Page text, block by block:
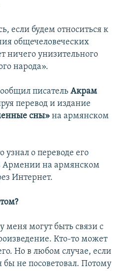
если будем относиться к
общечеловеческих
ничего унизительного
народа».
писатель Акрам
перевод и издание
сны» на армянском
узнал о переводе его
Армении на армянском
Интернет.
меня могут быть связи с
Кто-то может
Но в любом случае, если
не посоветовал. Потому